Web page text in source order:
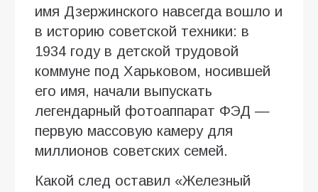
имя Дзержинского навсегда вошло и
в историю советской техники: в
1934 году в детской трудовой
коммуне под Харьковом, носившей
его имя, начали выпускать
легендарный фотоаппарат ФЭД —
первую массовую камеру для
миллионов советских семей.
Какой след оставил «Железный